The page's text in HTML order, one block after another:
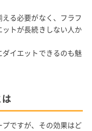
る必要がなく、フラフ
トが長続きしない人か
イエットできるのも魅
ですが、その効果はど